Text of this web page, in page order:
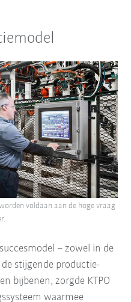
– zowel in de
stijgende productie-
bijbenen, zorgde KTPO
waarmee
voldaan aan de hoge vraag